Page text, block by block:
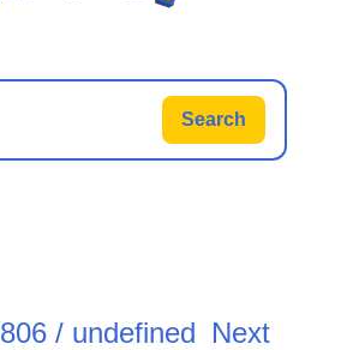
Search
806 / undefined Next